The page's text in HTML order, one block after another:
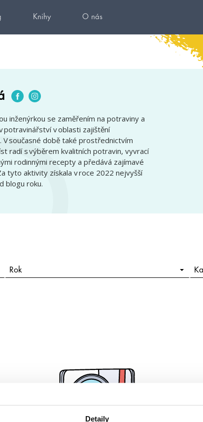
Detaily
Knihy O nás
inženýrkou se zaměřením na potraviny a
potravinářství v oblasti zajištění
současné době také prostřednictvím
radí s výběrem kvalitních potravin, vyvrací
rodinnými recepty a předává zajímavé
tyto aktivity získala v roce 2022 nejvyšší
blogu roku.
Rok